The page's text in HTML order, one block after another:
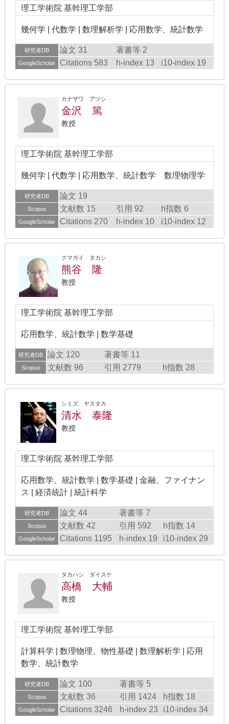
理工学術院 基幹理工学部
幾何学 | 代数学 | 数理解析学 | 応用数学、統計数学
研究者DB 論文 31 著書等 2
GoogleScholar Citations 583 h-index 13 i10-index 19
カナザワ アツシ
金沢 篤
教授
理工学術院 基幹理工学部
幾何学 | 代数学 | 応用数学、統計数学 数理物理学
研究者DB 論文 19
Scopus 文献数 15 引用 92 h指数 6
GoogleScholar Citations 270 h-index 10 i10-index 12
クマガイ タカシ
熊谷 隆
教授
理工学術院 基幹理工学部
応用数学、統計数学 | 数学基礎
研究者DB 論文 120 著書等 11
Scopus 文献数 96 引用 2779 h指数 28
シミズ ヤスタカ
清水 泰隆
教授
理工学術院 基幹理工学部
応用数学、統計数学 | 数学基礎 | 金融、ファイナン
ス | 経済統計 | 統計科学
研究者DB 論文 44 著書等 7
Scopus 文献数 42 引用 592 h指数 14
GoogleScholar Citations 1195 h-index 19 i10-index 29
タカハシ ダイスケ
高橋 大輔
教授
理工学術院 基幹理工学部
計算科学 | 数理物理、物性基礎 | 数理解析学 | 応用
数学、統計数学
研究者DB 論文 100 著書等 5
Scopus 文献数 36 引用 1424 h指数 18
GoogleScholar Citations 3246 h-index 23 i10-index 34